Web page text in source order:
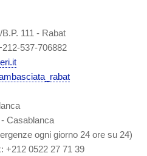
111 - Rabat
537-706882
Casablanca
ogni giorno 24 ore su 24)
+212 0522 27 71 39